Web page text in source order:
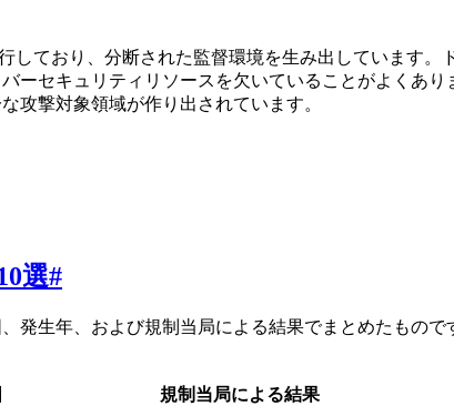
しており、分断された監督環境を生み出しています
ーセキュリティリソースを欠いていることがよくあ
攻撃対象領域が作り出されています。
選#
発生年、および規制当局による結果でまとめたもの
規制当局による結果